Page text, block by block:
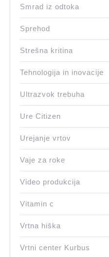
Smrad iz odtoka
Sprehod
Strešna kritina
Tehnologija in inovacije
Ultrazvok trebuha
Ure Citizen
Urejanje vrtov
Vaje za roke
Video produkcija
Vitamin c
Vrtna hiška
Vrtni center Kurbus